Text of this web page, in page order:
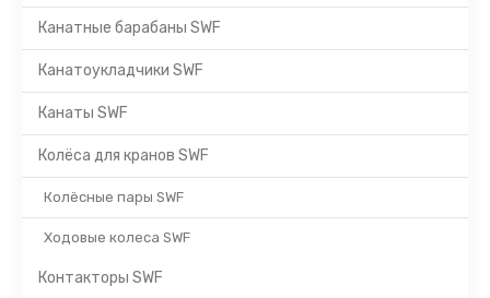
Канатные барабаны SWF
Канатоукладчики SWF
Канаты SWF
Колёса для кранов SWF
Колёсные пары SWF
Ходовые колеса SWF
Контакторы SWF